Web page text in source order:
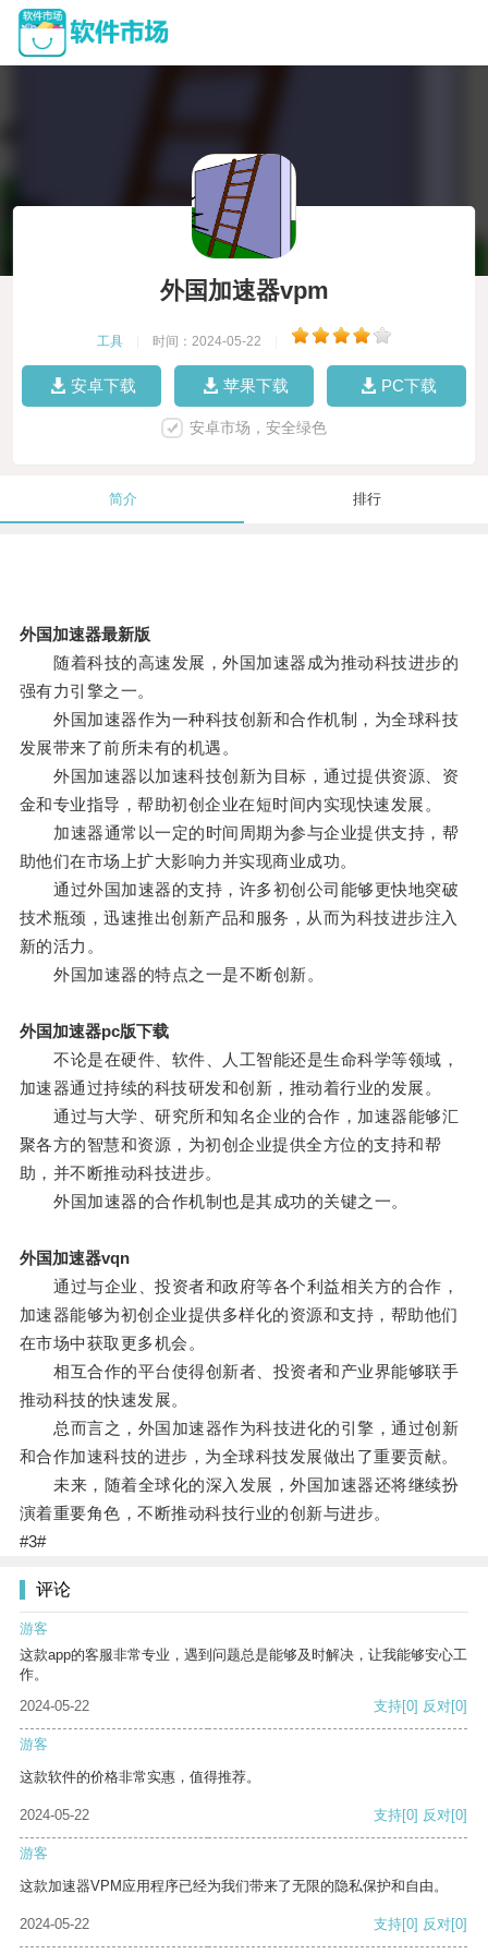
外国加速器vpm
工具 时间：2024-05-22
安卓下载 苹果下载 PC下载
安卓市场，安全绿色
简介 排行
外国加速器最新版
随着科技的高速发展，外国加速器成为推动科技进步的
强有力引擎之一。
外国加速器作为一种科技创新和合作机制，为全球科技
发展带来了前所未有的机遇。
外国加速器以加速科技创新为目标，通过提供资源、资
金和专业指导，帮助初创企业在短时间内实现快速发展。
加速器通常以一定的时间周期为参与企业提供支持，帮
助他们在市场上扩大影响力并实现商业成功。
通过外国加速器的支持，许多初创公司能够更快地突破
技术瓶颈，迅速推出创新产品和服务，从而为科技进步注入
新的活力。
外国加速器的特点之一是不断创新。
外国加速器pc版下载
不论是在硬件、软件、人工智能还是生命科学等领域，
加速器通过持续的科技研发和创新，推动着行业的发展。
通过与大学、研究所和知名企业的合作，加速器能够汇
聚各方的智慧和资源，为初创企业提供全方位的支持和帮
助，并不断推动科技进步。
外国加速器的合作机制也是其成功的关键之一。
外国加速器vqn
通过与企业、投资者和政府等各个利益相关方的合作，
加速器能够为初创企业提供多样化的资源和支持，帮助他们
在市场中获取更多机会。
相互合作的平台使得创新者、投资者和产业界能够联手
推动科技的快速发展。
总而言之，外国加速器作为科技进化的引擎，通过创新
和合作加速科技的进步，为全球科技发展做出了重要贡献。
未来，随着全球化的深入发展，外国加速器还将继续扮
演着重要角色，不断推动科技行业的创新与进步。
#3#
评论
游客
这款app的客服非常专业，遇到问题总是能够及时解决，让我能够安心工
作。
2024-05-22
支持[0] 反对[0]
游客
这款软件的价格非常实惠，值得推荐。
2024-05-22 支持[0] 反对[0]
游客
这款加速器VPM应用程序已经为我们带来了无限的隐私保护和自由。
2024-05-22 支持[0] 反对[0]